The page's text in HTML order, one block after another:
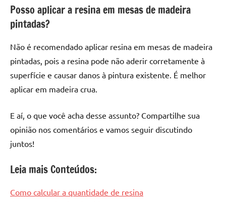
Posso aplicar a resina em mesas de madeira
pintadas?
Não é recomendado aplicar resina em mesas de madeira
pintadas, pois a resina pode não aderir corretamente à
superfície e causar danos à pintura existente. É melhor
aplicar em madeira crua.
E aí, o que você acha desse assunto? Compartilhe sua
opinião nos comentários e vamos seguir discutindo
juntos!
Leia mais Conteúdos:
Como calcular a quantidade de resina